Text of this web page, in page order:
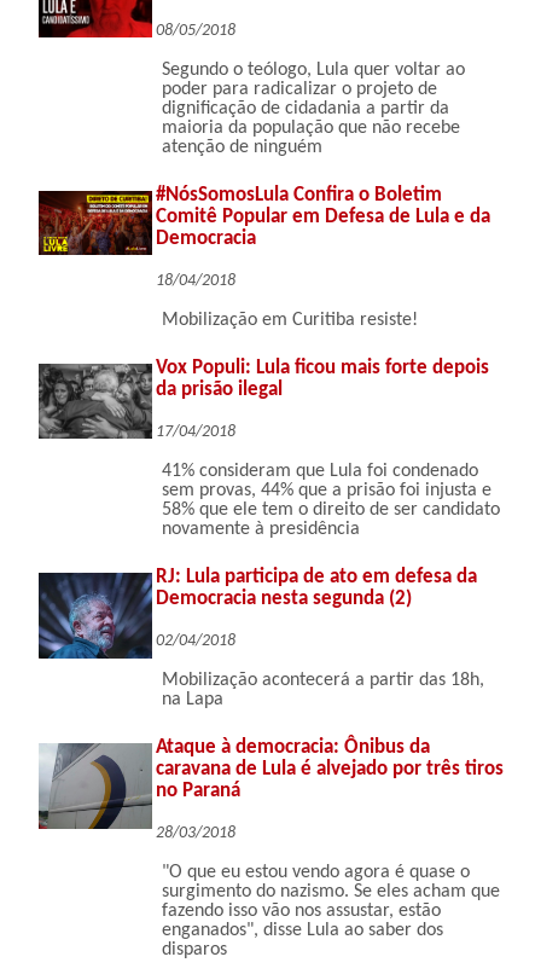
08/05/2018
Segundo o teólogo, Lula quer voltar ao
poder para radicalizar o projeto de
dignificação de cidadania a partir da
maioria da população que não recebe
atenção de ninguém
#NósSomosLula Confira o Boletim
Comitê Popular em Defesa de Lula e da
Democracia
18/04/2018
Mobilização em Curitiba resiste!
Vox Populi: Lula ficou mais forte depois
da prisão ilegal
17/04/2018
41% consideram que Lula foi condenado
sem provas, 44% que a prisão foi injusta e
58% que ele tem o direito de ser candidato
novamente à presidência
RJ: Lula participa de ato em defesa da
Democracia nesta segunda (2)
02/04/2018
Mobilização acontecerá a partir das 18h,
na Lapa
Ataque à democracia: Ônibus da
caravana de Lula é alvejado por três tiros
no Paraná
28/03/2018
"O que eu estou vendo agora é quase o
surgimento do nazismo. Se eles acham que
fazendo isso vão nos assustar, estão
enganados", disse Lula ao saber dos
disparos